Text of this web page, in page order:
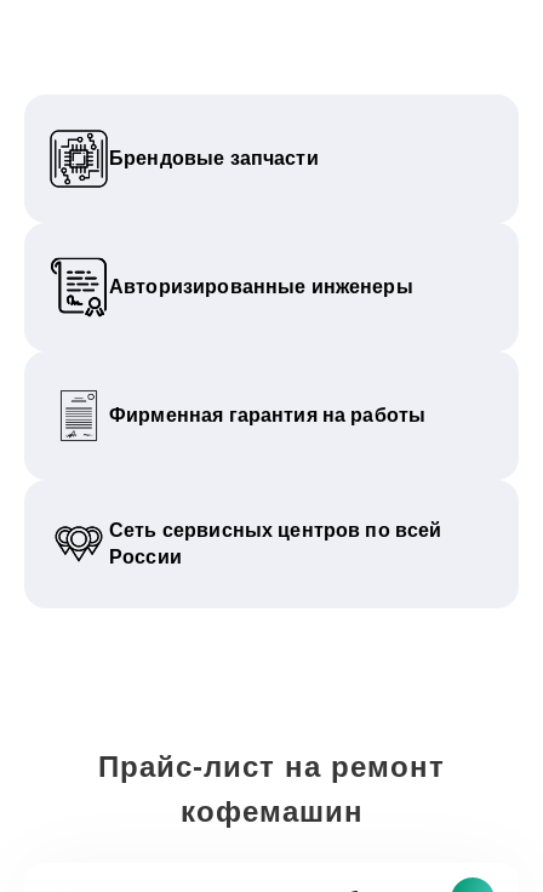
Брендовые запчасти
Авторизированные инженеры
Фирменная гарантия на работы
Сеть сервисных центров по всей
России
Прайс-лист на ремонт
кофемашин